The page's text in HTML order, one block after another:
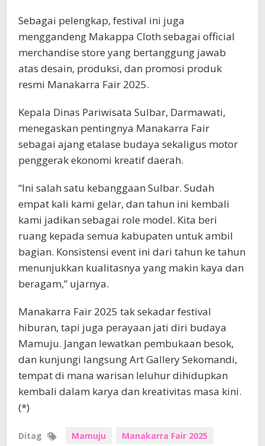
Sebagai pelengkap, festival ini juga
menggandeng Makappa Cloth sebagai official
merchandise store yang bertanggung jawab
atas desain, produksi, dan promosi produk
resmi Manakarra Fair 2025.
Kepala Dinas Pariwisata Sulbar, Darmawati,
menegaskan pentingnya Manakarra Fair
sebagai ajang etalase budaya sekaligus motor
penggerak ekonomi kreatif daerah.
“Ini salah satu kebanggaan Sulbar. Sudah
empat kali kami gelar, dan tahun ini kembali
kami jadikan sebagai role model. Kita beri
ruang kepada semua kabupaten untuk ambil
bagian. Konsistensi event ini dari tahun ke tahun
menunjukkan kualitasnya yang makin kaya dan
beragam,” ujarnya.
Manakarra Fair 2025 tak sekadar festival
hiburan, tapi juga perayaan jati diri budaya
Mamuju. Jangan lewatkan pembukaan besok,
dan kunjungi langsung Art Gallery Sekomandi,
tempat di mana warisan leluhur dihidupkan
kembali dalam karya dan kreativitas masa kini.
(*)
Ditag Mamuju Manakarra Fair 2025